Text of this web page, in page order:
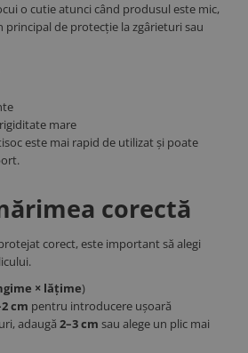
o cutie atunci când produsul este mic,
principal de protecție la zgârieturi sau
mare
este mai rapid de utilizat și poate
corectă
corect, este important să alegi
× lățime)
cm pentru introducere ușoară
adaugă 2–3 cm sau alege un plic mai